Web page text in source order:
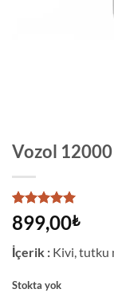
Vozol
10
müşteri
puanına
5 üzerinden
899,00₺
İçerik : Kivi, tutku
Stokta yok